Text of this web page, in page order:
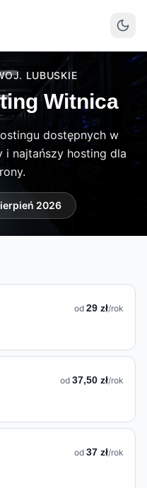
LUBUSKIE
Witnica
dostępnych w
i najtańszy hosting dla
2026
od 29 zł/rok
od 37,50 zł/rok
od 37 zł/rok